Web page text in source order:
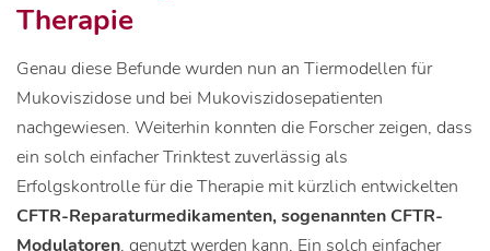
Therapie
Genau diese Befunde wurden nun an Tiermodellen für
Mukoviszidose und bei Mukoviszidosepatienten
nachgewiesen. Weiterhin konnten die Forscher zeigen, dass
ein solch einfacher Trinktest zuverlässig als
Erfolgskontrolle für die Therapie mit kürzlich entwickelten
CFTR-Reparaturmedikamenten, sogenannten CFTR-
Modulatoren, genutzt werden kann. Ein solch einfacher